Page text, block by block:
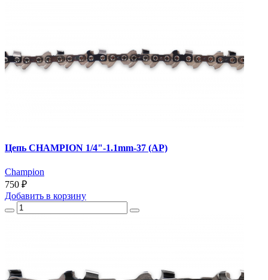
Цепь CHAMPION 1/4"-1.1mm-37 (AP)
Champion
750 ₽
Добавить в корзину